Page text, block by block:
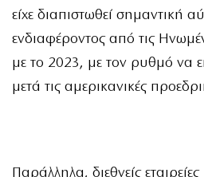
είχε διαπιστωθεί σημαντική
ενδιαφέροντος από τις
με το 2023, με τον ρυθμό να
μετά τις αμερικανικές
Παράλληλα, διεθνείς